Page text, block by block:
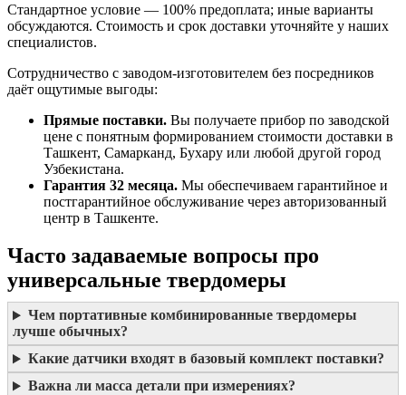
Стандартное условие — 100% предоплата; иные варианты
обсуждаются. Стоимость и срок доставки уточняйте у наших
специалистов.
Сотрудничество с заводом-изготовителем без посредников
даёт ощутимые выгоды:
Прямые поставки. Вы получаете прибор по заводской
цене с понятным формированием стоимости доставки в
Ташкент, Самарканд, Бухару или любой другой город
Узбекистана.
Гарантия 32 месяца. Мы обеспечиваем гарантийное и
постгарантийное обслуживание через авторизованный
центр в Ташкенте.
Часто задаваемые вопросы про
универсальные твердомеры
Чем портативные комбинированные твердомеры
лучше обычных?
Какие датчики входят в базовый комплект поставки?
Важна ли масса детали при измерениях?